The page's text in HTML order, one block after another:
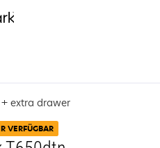
extra drawer
VERFÜGBAR